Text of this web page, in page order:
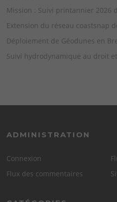
Mission : Suivi printannier 2026
Extension du réseau coastsnap
Déploiement de Géodunes en
Suivi hydrodynamique au droit
ADMINISTRATION
Connexion
Flux des commentaires